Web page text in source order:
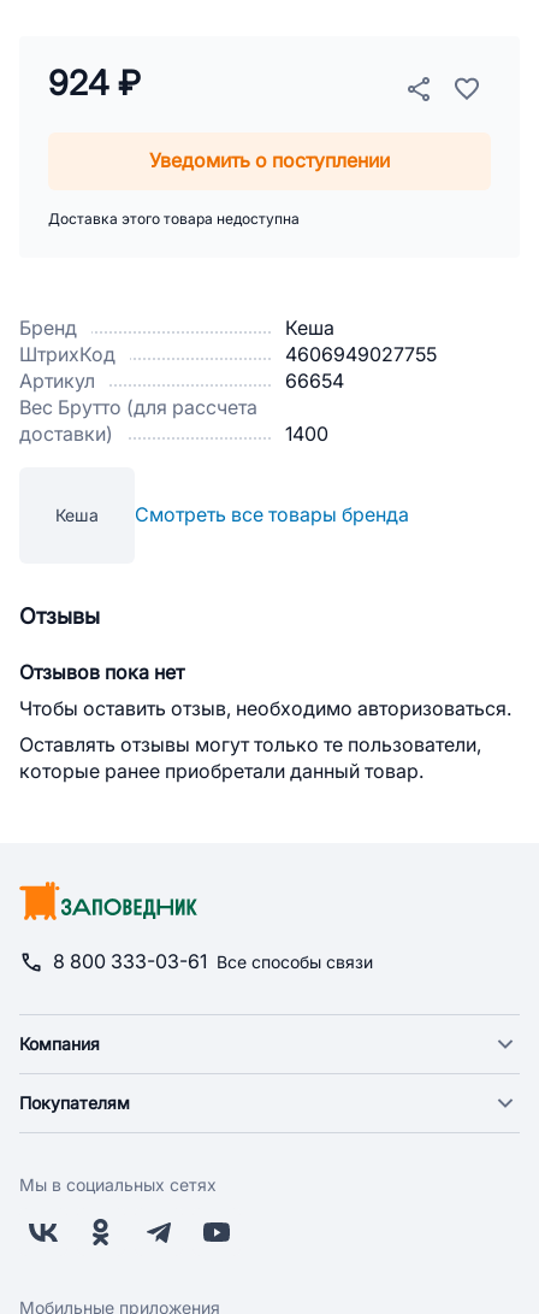
Бренд
Кеша
ШтрихКод
4606949027755
Артикул
66654
Вес Брутто (для рассчета
доставки)
1400
Кеша Смотреть все товары бренда
924 ₽
Уведомить о поступлении
Доставка этого товара недоступна
Отзывы
Отзывов пока нет
Чтобы оставить отзыв, необходимо авторизоваться.
Оставлять отзывы могут только те пользователи,
которые ранее приобретали данный товар.
8 800 333-03-61 Все способы связи
Компания
Новости
Поставщикам
Заводчикам
Обратная связь
Покупателям
Оплата
Бонусная программа
Скидки и акции
Мы в социальных сетях
Мобильные приложения